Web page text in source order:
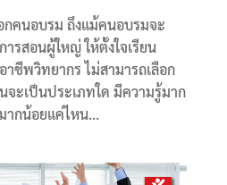
กคนอบรม ถึงแม้คนอบรมจะ
รสอนผู้ใหญ่ ให้ตั้งใจเรียน
ชีพวิทยากร ไม่สามารถเลือก
จะเป็นประเภทใด มีความรู้มาก
ากน้อยแค่ไหน...